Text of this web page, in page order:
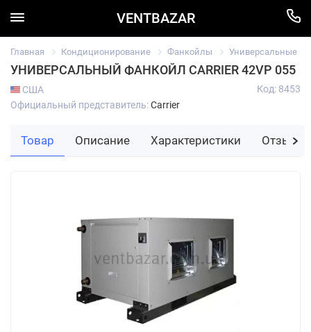
VENTBAZAR
Главная Кондиционирование Фанкойлы Универсальные
УНИВЕРСАЛЬНЫЙ ФАНКОЙЛ CARRIER 42VP 055
США
Официальный представитель:Carrier
Код: 8453
Товар Описание Характеристики Отзывы